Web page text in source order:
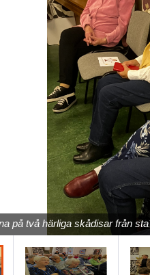
på två härliga skådisar från